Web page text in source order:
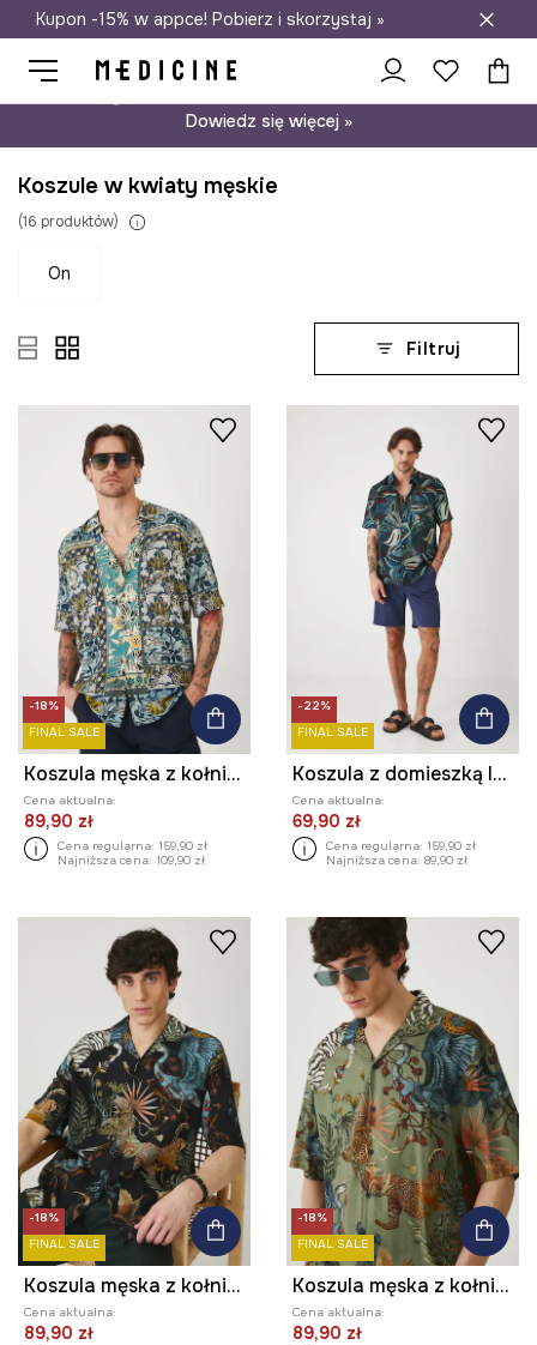
Darmowa dostawa do salonów
Kupon -15% w appce! Pobierz i skorzystaj »
Dowiedz się więcej »
Koszule w kwiaty męskie
(16 produktów)
on
Filtruj
-18%
FINAL SALE
Koszula męska z kołnierzykiem klasycznym wzorzysta kolor multicolor
Cena aktualna:
89,90 zł
Cena regularna: 159,90 zł
Najniższa cena: 109,90 zł
-22%
FINAL SALE
Koszula z domieszką lnu męska z kołnierzykiem klasycznym wzorzysta kolor multicolor
Cena aktualna:
69,90 zł
Cena regularna: 159,90 zł
Najniższa cena: 89,90 zł
-18%
FINAL SALE
Koszula męska z kołnierzykiem typu resort wzorzysta kolor multicolor
Cena aktualna:
89,90 zł
-18%
FINAL SALE
Koszula męska z kołnierzykiem typu resort wzorzysta kolor multicolor
Cena aktualna:
89,90 zł